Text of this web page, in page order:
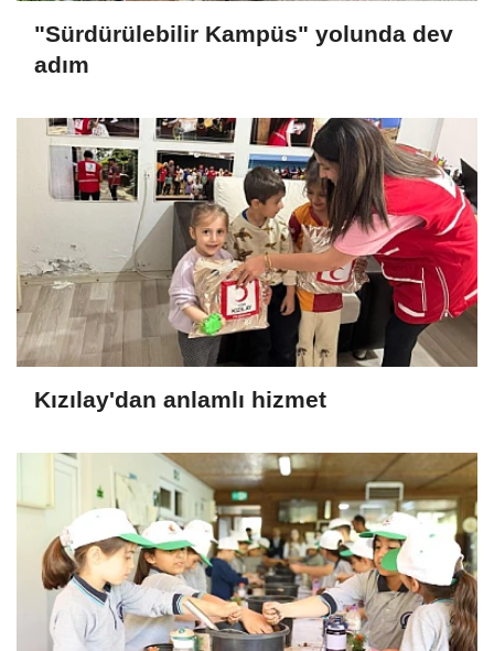
"Sürdürülebilir Kampüs" yolunda dev
adım
Kızılay'dan anlamlı hizmet